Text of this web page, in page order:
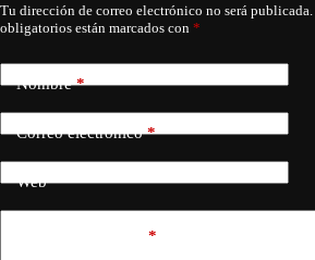
Tu dirección de correo electrónico no será publicada.
obligatorios están marcados con *
Nombre*
Correo electrónico*
Web
*